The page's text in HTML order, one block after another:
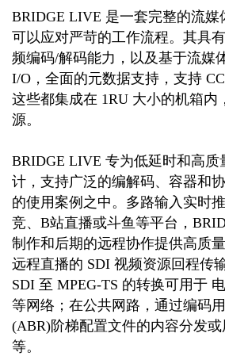
BRIDGE LIVE 是一套完整的流媒
可以应对严苛的工作流程。其具
频编码/解码能力，以及基于流媒
I/O，全面的元数据支持，支持
这些都集成在 1RU 大小的机箱内
源。
BRIDGE LIVE 专为低延时和高质
计，支持广泛的编解码、容器和
的使用案例之中。多路输入实时
竞、B站直播或斗鱼等平台，
制作和后期的远程协作提供高质
远程直播的 SDI 视频资源回程传
SDI 至 MPEG-TS 的转换可用于
等网络；在公共网路，通过编码
(ABR)阶梯配置文件的内容分发
等。